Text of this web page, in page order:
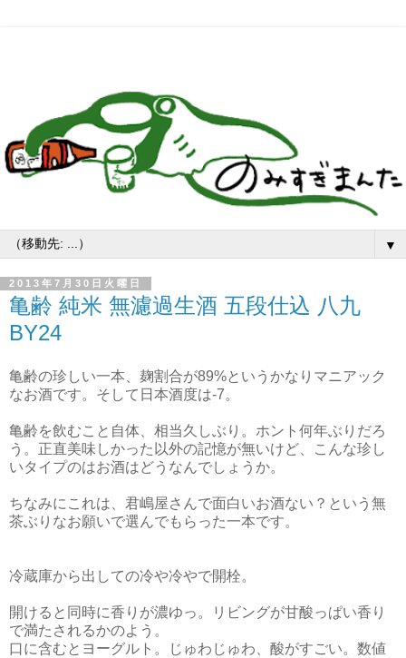
▼
2013年7月30日火曜日
亀齢 純米 無濾過生酒 五段仕込 八九
BY24
亀齢の珍しい一本、麹割合が89%というかなりマニアック
なお酒です。そして日本酒度は-7。
亀齢を飲むこと自体、相当久しぶり。ホント何年ぶりだろ
う。正直美味しかった以外の記憶が無いけど、こんな珍し
いタイプのはお酒はどうなんでしょうか。
ちなみにこれは、君嶋屋さんで面白いお酒ない？という無
茶ぶりなお願いで選んでもらった一本です。
冷蔵庫から出しての冷や冷やで開栓。
開けると同時に香りが濃ゆっ。リビングが甘酸っぱい香り
で満たされるかのよう。
口に含むとヨーグルト。じゅわじゅわ、酸がすごい。数値